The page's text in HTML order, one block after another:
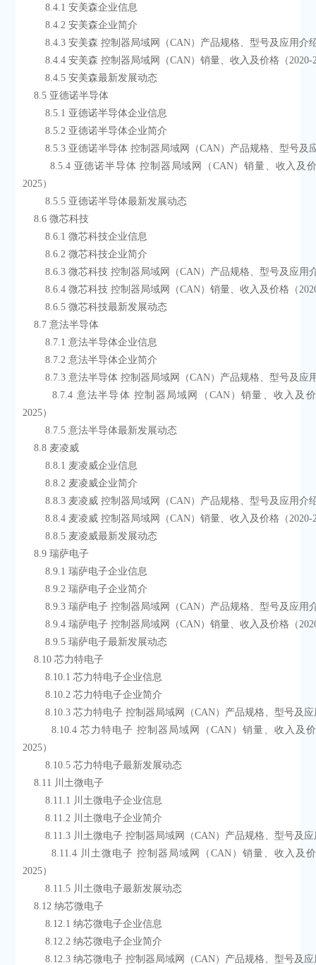
        8.4.1 安美森企业信息
        8.4.2 安美森企业简介
8.4.3 安美森 控制器局域网（CAN）产品规格、型号及应用介
8.4.4 安美森 控制器局域网（CAN）销量、收入及价格（
        8.4.5 安美森最新发展动态
    8.5 亚德诺半导体
        8.5.1 亚德诺半导体企业信息
        8.5.2 亚德诺半导体企业简介
8.5.3 亚德诺半导体 控制器局域网（CAN）产品规格、型号
2025）
        8.5.5 亚德诺半导体最新发展动态
    8.6 微芯科技
        8.6.1 微芯科技企业信息
        8.6.2 微芯科技企业简介
8.6.3 微芯科技 控制器局域网（CAN）产品规格、型号及应用
8.6.4 微芯科技 控制器局域网（CAN）销量、收入及价格（
        8.6.5 微芯科技最新发展动态
    8.7 意法半导体
        8.7.1 意法半导体企业信息
        8.7.2 意法半导体企业简介
8.7.3 意法半导体 控制器局域网（CAN）产品规格、型号及应
        8.7.4 意法半导体 控制器局域网（CAN）销量、收入及价格（2020-
2025）
        8.7.5 意法半导体最新发展动态
    8.8 麦凌威
        8.8.1 麦凌威企业信息
        8.8.2 麦凌威企业简介
8.8.3 麦凌威 控制器局域网（CAN）产品规格、型号及应用介
8.8.4 麦凌威 控制器局域网（CAN）销量、收入及价格（
        8.8.5 麦凌威最新发展动态
    8.9 瑞萨电子
        8.9.1 瑞萨电子企业信息
        8.9.2 瑞萨电子企业简介
8.9.3 瑞萨电子 控制器局域网（CAN）产品规格、型号及应用
8.9.4 瑞萨电子 控制器局域网（CAN）销量、收入及价格（
        8.9.5 瑞萨电子最新发展动态
    8.10 芯力特电子
        8.10.1 芯力特电子企业信息
        8.10.2 芯力特电子企业简介
8.10.3 芯力特电子 控制器局域网（CAN）产品规格、型号及
2025）
        8.10.5 芯力特电子最新发展动态
    8.11 川土微电子
        8.11.1 川土微电子企业信息
        8.11.2 川土微电子企业简介
8.11.3 川土微电子 控制器局域网（CAN）产品规格、型号及
2025）
        8.11.5 川土微电子最新发展动态
    8.12 纳芯微电子
        8.12.1 纳芯微电子企业信息
        8.12.2 纳芯微电子企业简介
8.12.3 纳芯微电子 控制器局域网（CAN）产品规格、型号及